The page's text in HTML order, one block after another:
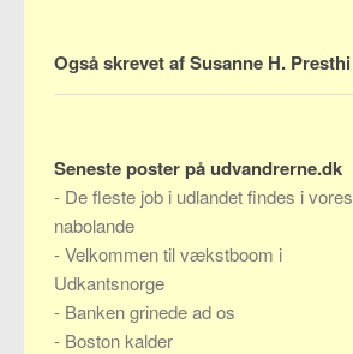
Også skrevet af Susanne H. Presthi
Seneste poster på udvandrerne.dk
- De fleste job i udlandet findes i vores
nabolande
-Velkommen til vækstboom i
Udkantsnorge
- Banken grinede ad os
- Boston kalder